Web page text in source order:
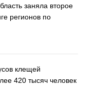
заняла второе
регионов по
клещей
420 тысяч человек